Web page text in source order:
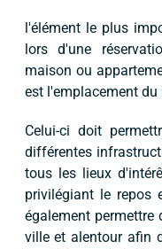
l'élément le plus
lors d'une
maison ou
est l'emplacement
Celui-ci doit
différentes
tous les lieux
privilégiant le repos
également permettre
ville et alentour afin